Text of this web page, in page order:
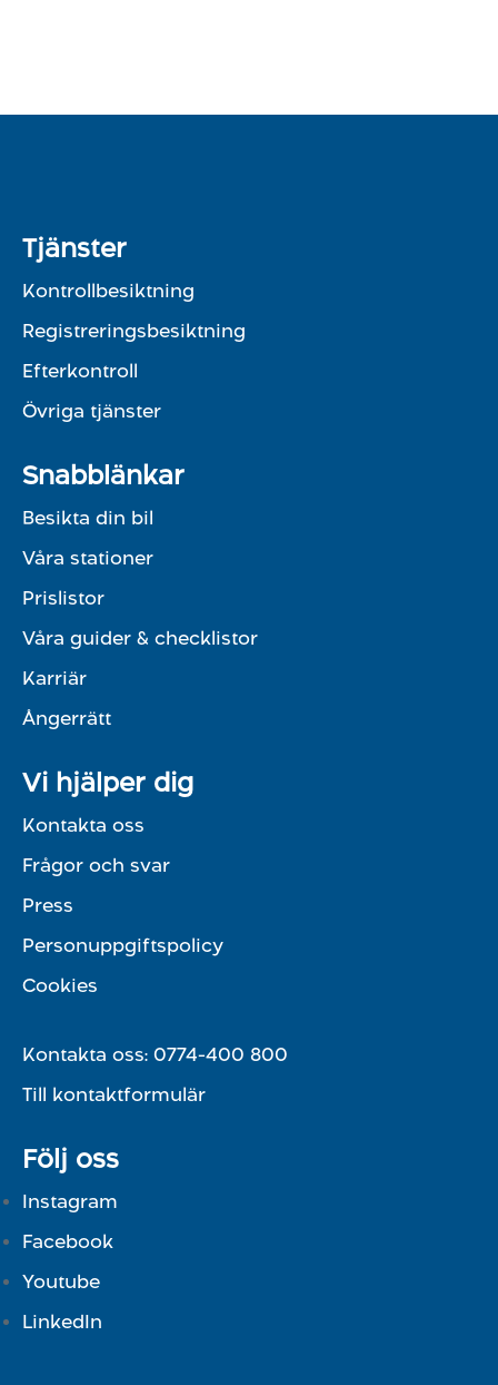
Tjänster
Kontrollbesiktning
Registreringsbesiktning
Efterkontroll
Övriga tjänster
Snabblänkar
Besikta din bil
Våra stationer
Prislistor
Våra guider & checklistor
Karriär
Ångerrätt
Vi hjälper dig
Kontakta oss
Frågor och svar
Press
Personuppgiftspolicy
Cookies
Kontakta oss: 0774-400 800
Till kontaktformulär
Följ oss
Instagram
Facebook
Youtube
LinkedIn